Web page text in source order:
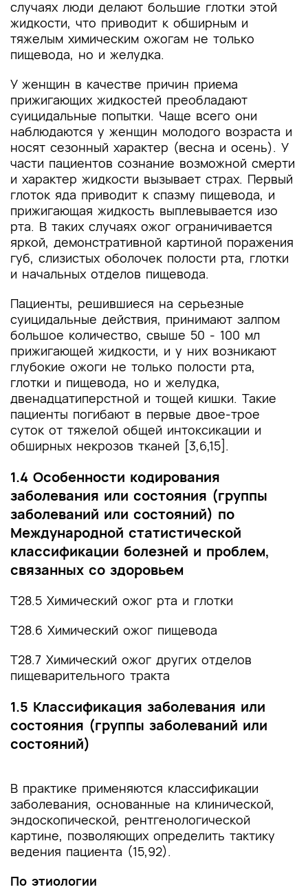
случаях люди делают большие глотки этой
жидкости, что приводит к обширным и
тяжелым химическим ожогам не только
пищевода, но и желудка.
У женщин в качестве причин приема
прижигающих жидкостей преобладают
суицидальные попытки. Чаще всего они
наблюдаются у женщин молодого возраста и
носят сезонный характер (весна и осень). У
части пациентов сознание возможной смерти
и характер жидкости вызывает страх. Первый
глоток яда приводит к спазму пищевода, и
прижигающая жидкость выплевывается изо
рта. В таких случаях ожог ограничивается
яркой, демонстративной картиной поражения
губ, слизистых оболочек полости рта, глотки
и начальных отделов пищевода.
Пациенты, решившиеся на серьезные
суицидальные действия, принимают залпом
большое количество, свыше 50 - 100 мл
прижигающей жидкости, и у них возникают
глубокие ожоги не только полости рта,
глотки и пищевода, но и желудка,
двенадцатиперстной и тощей кишки. Такие
пациенты погибают в первые двое-трое
суток от тяжелой общей интоксикации и
обширных некрозов тканей [3,6,15].
1.4 Особенности кодирования
заболевания или состояния (группы
заболеваний или состояний) по
Международной статистической
классификации болезней и проблем,
связанных со здоровьем
Т28.5 Химический ожог рта и глотки
Т28.6 Химический ожог пищевода
Т28.7 Химический ожог других отделов
пищеварительного тракта
1.5 Классификация заболевания или
состояния (группы заболеваний или
состояний)
В практике применяются классификации
заболевания, основанные на клинической,
эндоскопической, рентгенологической
картине, позволяющих определить тактику
ведения пациента (15,92).
По этиологии